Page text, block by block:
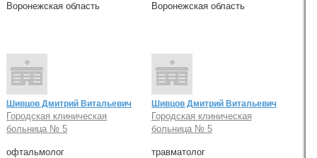
Воронежская область
Воронежская область
Шивцов Дмитрий Витальевич
Городская клиническая
больница № 5
офтальмолог
Шивцов Дмитрий Витальевич
Городская клиническая
больница № 5
травматолог